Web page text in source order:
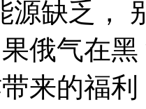
缺乏，
俄气在
来的福